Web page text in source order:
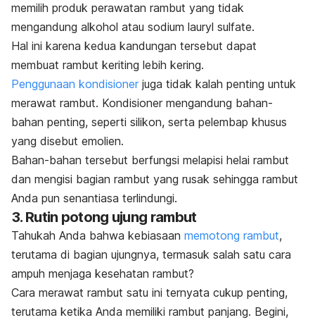
memilih produk perawatan rambut yang tidak
mengandung alkohol atau sodium lauryl sulfate.
Hal ini karena kedua kandungan tersebut dapat
membuat rambut keriting lebih kering.
Penggunaan kondisioner juga tidak kalah penting untuk
merawat rambut. Kondisioner mengandung bahan-
bahan penting, seperti silikon, serta pelembap khusus
yang disebut emolien.
Bahan-bahan tersebut berfungsi melapisi helai rambut
dan mengisi bagian rambut yang rusak sehingga rambut
Anda pun senantiasa terlindungi.
3. Rutin potong ujung rambut
Tahukah Anda bahwa kebiasaan memotong rambut,
terutama di bagian ujungnya, termasuk salah satu cara
ampuh menjaga kesehatan rambut?
Cara merawat rambut satu ini ternyata cukup penting,
terutama ketika Anda memiliki rambut panjang. Begini,